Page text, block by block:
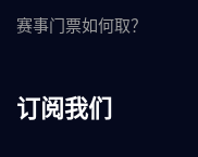
赛事门票如何取？
订阅我们